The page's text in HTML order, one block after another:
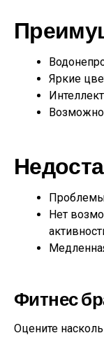
Яркие
Нет
Фитнес
Оцените